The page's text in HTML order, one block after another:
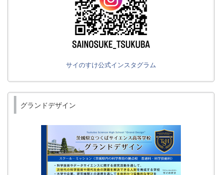
サイのすけ公式インスタグラム
グランドデザイン